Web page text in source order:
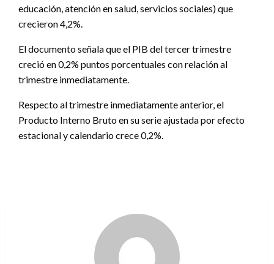
educación, atención en salud, servicios sociales) que
crecieron 4,2%.
El documento señala que el PIB del tercer trimestre
creció en 0,2% puntos porcentuales con relación al
trimestre inmediatamente.
Respecto al trimestre inmediatamente anterior, el
Producto Interno Bruto en su serie ajustada por efecto
estacional y calendario crece 0,2%.